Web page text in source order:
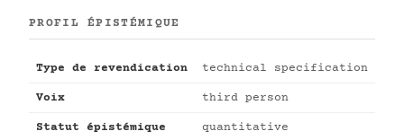
PROFIL ÉPISTÉMIQUE
Type de revendication technical specification
Voix third person
Statut épistémique
quantitative